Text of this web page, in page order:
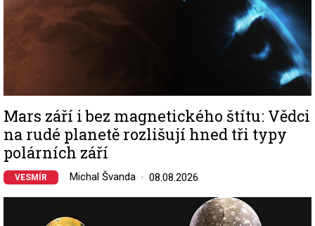
Mars září i bez magnetického štítu: Vědci
na rudé planetě rozlišují hned tři typy
polárních září
VESMÍR Michal Švanda 08.08.2026